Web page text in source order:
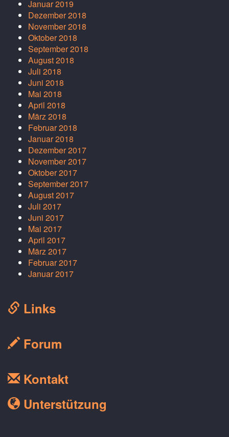
Januar 2019
Dezember 2018
November 2018
Oktober 2018
September 2018
August 2018
Juli 2018
Juni 2018
Mai 2018
April 2018
März 2018
Februar 2018
Januar 2018
Dezember 2017
November 2017
Oktober 2017
September 2017
August 2017
Juli 2017
Juni 2017
Mai 2017
April 2017
März 2017
Februar 2017
Januar 2017
Links
Forum
Kontakt
Unterstützung